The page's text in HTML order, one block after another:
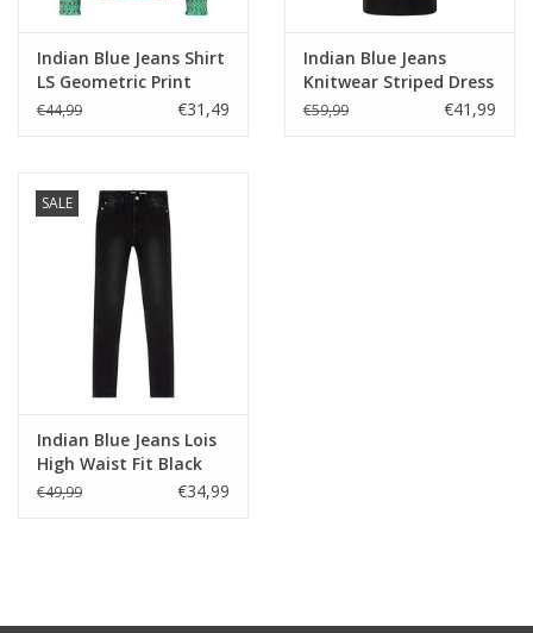
Indian Blue Jeans Shirt
LS Geometric Print
Grass Green
€44,99 €31,49
Indian Blue Jeans
Knitwear Striped Dress
Black
€59,99 €41,99
SALE
Indian Blue Jeans Lois
High Waist Fit Black
Denim
€49,99 €34,99